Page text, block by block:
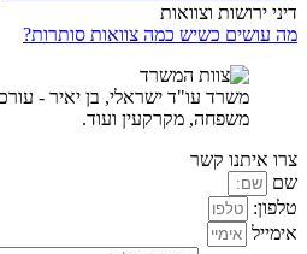
דיני ירושות וצוואות
מה עושים כשיש כמה צוואות סותרות?
משרד עו"ד ישראלי, בן יאיר -
משפחה, מקרקעין ועוד.
צרו איתנו קשר
שם
טלפון:
אימייל